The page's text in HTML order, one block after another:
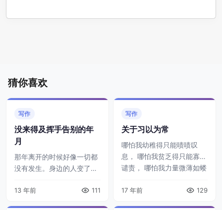
猜你喜欢
写作
没来得及挥手告别的年
月
那年离开的时候好像一切都
没有发生。身边的人变了，
环境变了，一顿小酒或可消
13 年前 111
写作
关于习以为常
哪怕我幼稚得只能啧啧叹
息， 哪怕我贫乏得只能寡淡
谴责， 哪怕我力量微薄如蝼
个不明真相的， 朴实的群
17 年前 129